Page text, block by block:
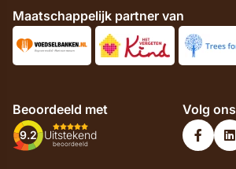
Maatschappelijk partner van
Beoordeeld met
9.2 Uitstekend
beoordeeld
Volg ons